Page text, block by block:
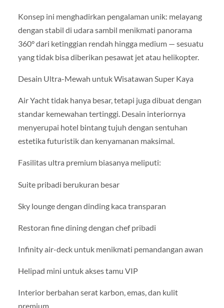
Konsep ini menghadirkan pengalaman unik: melayang
dengan stabil di udara sambil menikmati panorama
360° dari ketinggian rendah hingga medium — sesuatu
yang tidak bisa diberikan pesawat jet atau helikopter.
Desain Ultra-Mewah untuk Wisatawan Super Kaya
Air Yacht tidak hanya besar, tetapi juga dibuat dengan
standar kemewahan tertinggi. Desain interiornya
menyerupai hotel bintang tujuh dengan sentuhan
estetika futuristik dan kenyamanan maksimal.
Fasilitas ultra premium biasanya meliputi:
Suite pribadi berukuran besar
Sky lounge dengan dinding kaca transparan
Restoran fine dining dengan chef pribadi
Infinity air-deck untuk menikmati pemandangan awan
Helipad mini untuk akses tamu VIP
Interior berbahan serat karbon, emas, dan kulit
premium